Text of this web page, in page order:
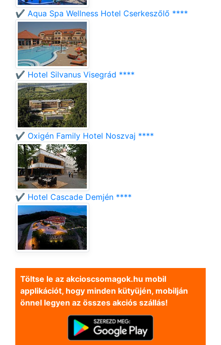
✔️ Aqua Spa Wellness Hotel Cserkeszőlő ****
✔️ Hotel Silvanus Visegrád ****
✔️ Oxigén Family Hotel Noszvaj ****
✔️ Hotel Cascade Demjén ****
Töltse le az akcioscsomagok.hu mobil
applikációt, hogy minden kütyüjén, mobilján
önnel legyen az összes akciós szállás!